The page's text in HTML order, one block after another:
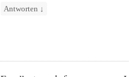
Antworten ↓